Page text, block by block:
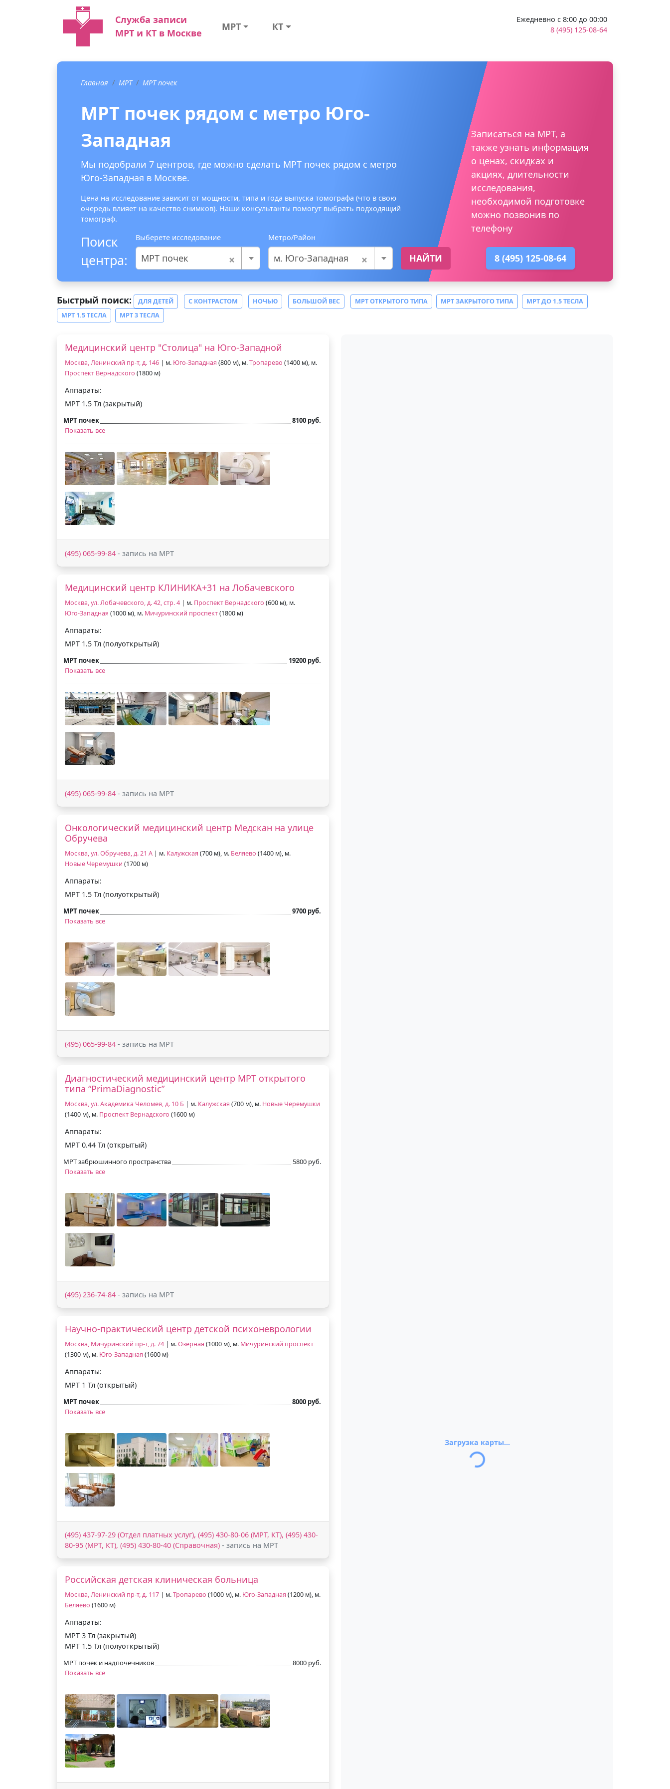
Служба записи
МРТ и КТ в Москве
МРТ КТ
Ежедневно с 8:00 до 00:00
8 (495) 125-08-64
Главная МРТ МРТ почек
МРТ почек рядом с метро Юго-
Западная
Мы подобрали 7 центров, где можно сделать МРТ почек рядом с метро
Юго-Западная в Москве.
Цена на исследование зависит от мощности, типа и года выпуска томографа (что в свою
очередь влияет на качество снимков). Наши консультанты помогут выбрать подходящий
томограф.
Поиск
центра:
Выберете исследование
×
МРТ почек
Метро/Район
×
м. Юго-Западная НАЙТИ
Записаться на МРТ, а
также узнать информация
о ценах, скидках и
акциях, длительности
исследования,
необходимой подготовке
можно позвонив по
телефону
8 (495) 125-08-64
Быстрый поиск: ДЛЯ ДЕТЕЙ С КОНТРАСТОМ НОЧЬЮ БОЛЬШОЙ ВЕС МРТ ОТКРЫТОГО ТИПА МРТ ЗАКРЫТОГО ТИПА
МРТ ДО 1.5 ТЕСЛА
МРТ 1.5 ТЕСЛА
МРТ 3 ТЕСЛА
Медицинский центр "Столица" на Юго-Западной
Москва, Ленинский пр-т, д. 146 | м. Юго-Западная (800 м), м.Тропарево (1400 м), м.
Проспект Вернадского (1800 м)
Аппараты:
МРТ 1.5 Тл (закрытый)
МРТ почек
8100 руб.
Показать все
(495) 065-99-84 - запись на МРТ
Медицинский центр КЛИНИКА+31 на Лобачевского
Москва, ул. Лобачевского, д. 42, стр. 4 | м. Проспект Вернадского (600 м), м.
Юго-Западная (1000 м), м. Мичуринский проспект(1800 м)
Аппараты:
МРТ 1.5 Тл (полуоткрытый)
МРТ почек
19200 руб.
Показать все
(495) 065-99-84 - запись на МРТ
Онкологический медицинский центр Медскан на улице
Обручева
Москва, ул. Обручева, д. 21 А | м. Калужская (700 м), м. Беляево (1400 м), м.
Новые Черемушки (1700 м)
Аппараты:
МРТ 1.5 Тл (полуоткрытый)
МРТ почек
9700 руб.
Показать все
(495) 065-99-84 - запись на МРТ
Диагностический медицинский центр МРТ открытого
типа “PrimaDiagnostic”
Москва, ул. Академика Челомея, д. 10 Б | м. Калужская (700 м), м. Новые Черемушки
(1400 м), м. Проспект Вернадского (1600 м)
Аппараты:
МРТ 0.44 Тл (открытый)
МРТ забрюшинного пространства
5800 руб.
Показать все
(495) 236-74-84 - запись на МРТ
Научно-практический центр детской психоневрологии
Москва, Мичуринский пр-т, д. 74 | м.Озёрная (1000 м), м. Мичуринский проспект
(1300 м), м. Юго-Западная (1600 м)
Аппараты:
МРТ 1 Тл (открытый)
МРТ почек
8000 руб.
Показать все
(495) 437-97-29 (Отдел платных услуг), (495) 430-80-06 (МРТ, КТ), (495) 430-
80-95 (МРТ, КТ), (495) 430-80-40 (Справочная) - запись на МРТ
Российская детская клиническая больница
Москва, Ленинский пр-т, д. 117 | м.Тропарево (1000 м), м. Юго-Западная (1200 м), м.
Беляево (1600 м)
Аппараты:
МРТ 3 Тл (закрытый)
МРТ 1.5 Тл (полуоткрытый)
МРТ почек и надпочечников
8000 руб.
Показать все
Загрузка карты...